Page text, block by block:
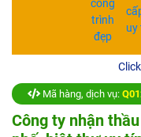
Mã hàng, dịch vụ:
Công ty nhận